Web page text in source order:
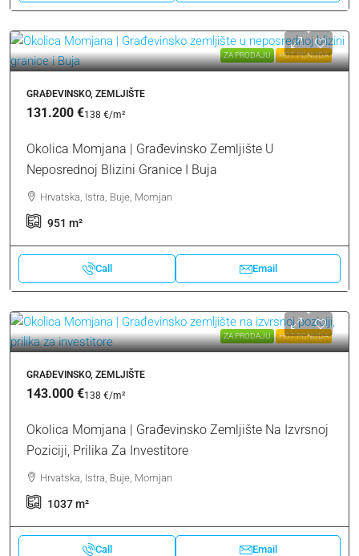
ZA PRODAJU HOT PONUDA
GRAĐEVINSKO, ZEMLJIŠTE
131.200 €138 €/m²
Okolica Momjana | Građevinsko Zemljište U
Neposrednoj Blizini Granice I Buja
Hrvatska, Istra, Buje, Momjan
951 m²
Call Email
ZA PRODAJU HOT PONUDA
GRAĐEVINSKO, ZEMLJIŠTE
143.000 €138 €/m²
Okolica Momjana | Građevinsko Zemljište Na Izvrsnoj
Poziciji, Prilika Za Investitore
Hrvatska, Istra, Buje, Momjan
1037m²
Call Email